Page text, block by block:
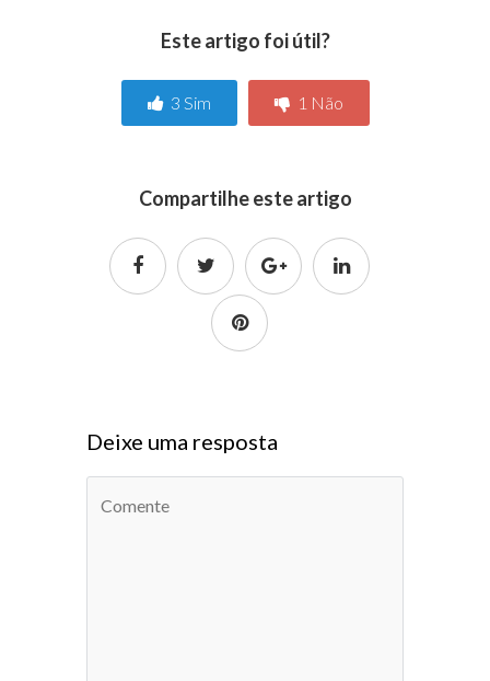
Este artigo foi útil?
3 Sim 1 Não
Compartilhe este artigo
Deixe uma resposta